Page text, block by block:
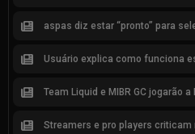
Streamers e pro players criticam